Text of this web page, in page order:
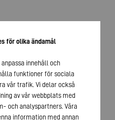
för olika ändamål
innehåll och
funktioner för sociala
vår trafik. Vi delar också
av vår webbplats med
och analyspartners. Våra
information med annan